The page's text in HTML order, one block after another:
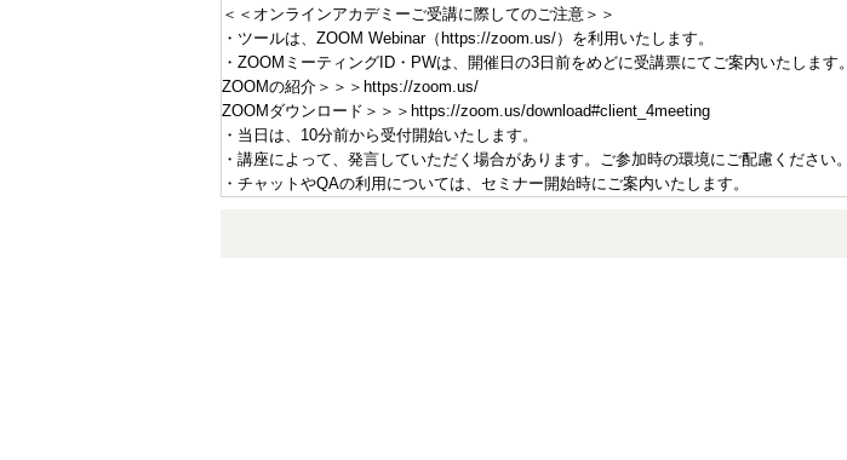
＜＜オンラインアカデミーご受講に際してのご注意＞＞
・ツールは、ZOOM Webinar（https://zoom.us/）を利用いたします。
・ZOOMミーティングID・PWは、開催日の3日前をめどに受講票にてご案内いたします。
ZOOMの紹介＞＞＞https://zoom.us/
ZOOMダウンロード＞＞＞https://zoom.us/download#client_4meeting
・当日は、10分前から受付開始いたします。
・講座によって、発言していただく場合があります。ご参加時の環境にご配慮ください。
・チャットやQAの利用については、セミナー開始時にご案内いたします。